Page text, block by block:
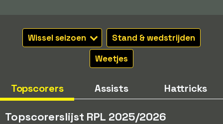
Wissel seizoen
Stand & wedstrijden
Weetjes
Topscorers Assists Hattricks
Topscorerslijst RPL 2025/2026